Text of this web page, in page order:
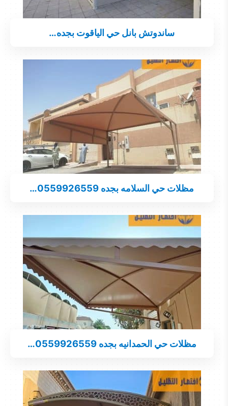
ساندوتش بانل حي الياقوت بجده…
مظلات حي السلامه بجده 0559926559…
مظلات حي الحمدانيه بجده 0559926559…